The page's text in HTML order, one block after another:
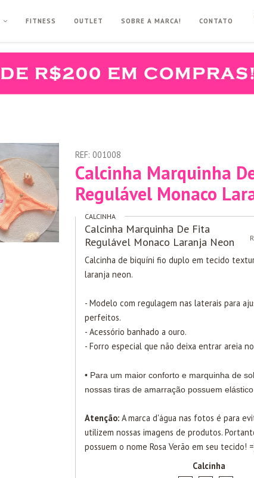
FITNESS OUTLET SOBRE A MARCA! CONTATO
REF: 001008
Calcinha Marquinha
Regulável Monaco
CALCINHA
Calcinha Marquinha De Fita
Regulável Monaco Laranja Neon
Calcinha de biquíni fio duplo em tecido
laranja neon.
- Modelo com regulagem nas laterais para
perfeitos.
- Acessório banhado a ouro.
- Forro especial que não deixa entrar areia
• Para um maior conforto e marquinha de
nossas tiras de amarração possuem
Atenção: A marca d'água nas fotos é para
utilizem nossas imagens de produtos.
possuem o nome Rosa Verão em seu tecido!
Calcinha